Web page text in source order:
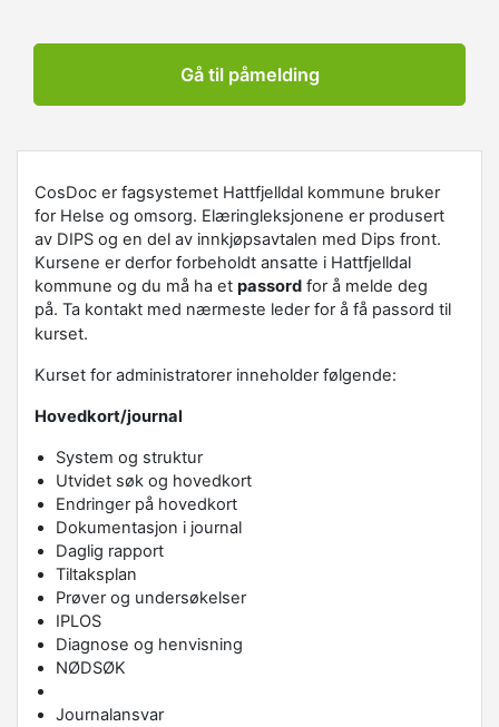
Gå til påmelding
CosDoc er fagsystemet Hattfjelldal kommune bruker
for Helse og omsorg. Elæringleksjonene er produsert
av DIPS og en del av innkjøpsavtalen med Dips front.
Kursene er derfor forbeholdt ansatte i Hattfjelldal
kommune og du må ha et passord for å melde deg
på. Ta kontakt med nærmeste leder for å få passord til
kurset.
Kurset for administratorer inneholder følgende:
Hovedkort/journal
System og struktur
Utvidet søk og hovedkort
Endringer på hovedkort
Dokumentasjon i journal
Daglig rapport
Tiltaksplan
Prøver og undersøkelser
IPLOS
Diagnose og henvisning
NØDSØK
Journalansvar